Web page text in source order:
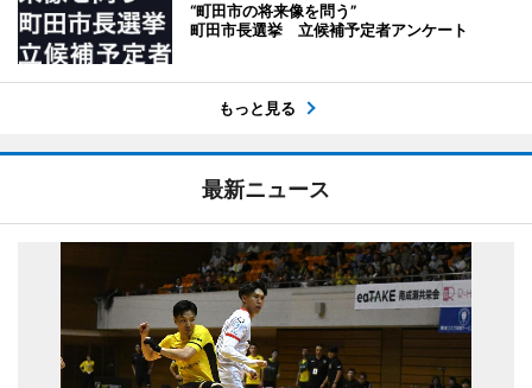
“町田市の将来像を問う”
町田市長選挙 立候補予定者アンケート
もっと見る
最新ニュース